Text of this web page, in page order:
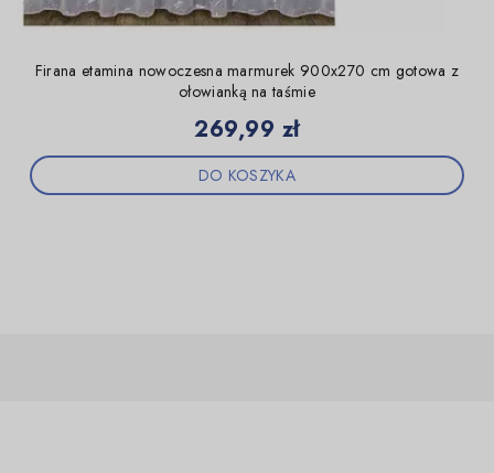
Firana etamina nowoczesna marmurek 900x270 cm gotowa z
ołowianką na taśmie
Cena
269,99 zł
DO KOSZYKA